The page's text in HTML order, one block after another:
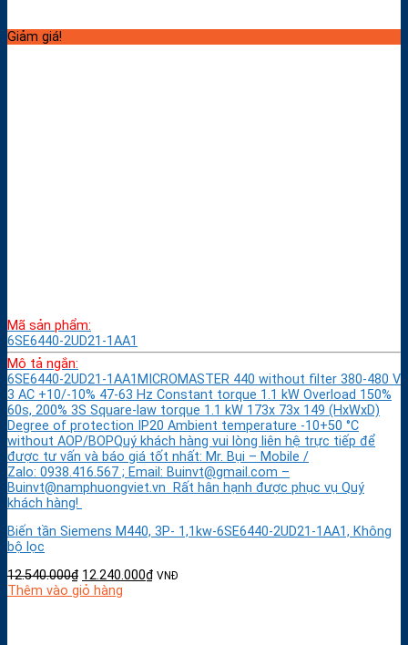
Giảm giá!
Mã sản phẩm:
6SE6440-2UD21-1AA1
Mô tả ngắn:
6SE6440-2UD21-1AA1MICROMASTER 440 without filter 380-480 V
3 AC +10/-10% 47-63 Hz Constant torque 1.1 kW Overload 150%
60s, 200% 3S Square-law torque 1.1 kW 173x 73x 149 (HxWxD)
Degree of protection IP20 Ambient temperature -10+50 °C
without AOP/BOPQuý khách hàng vui lòng liên hệ trực tiếp để
được tư vấn và báo giá tốt nhất: Mr. Bụi – Mobile /
Zalo: 0938.416.567 ; Email: Buinvt@gmail.com –
Buinvt@namphuongviet.vn Rất hân hạnh được phục vụ Quý
khách hàng!
Biến tần Siemens M440, 3P- 1,1kw-6SE6440-2UD21-1AA1, Không
bộ lọc
12.540.000₫ 12.240.000₫ VNĐ
Thêm vào giỏ hàng